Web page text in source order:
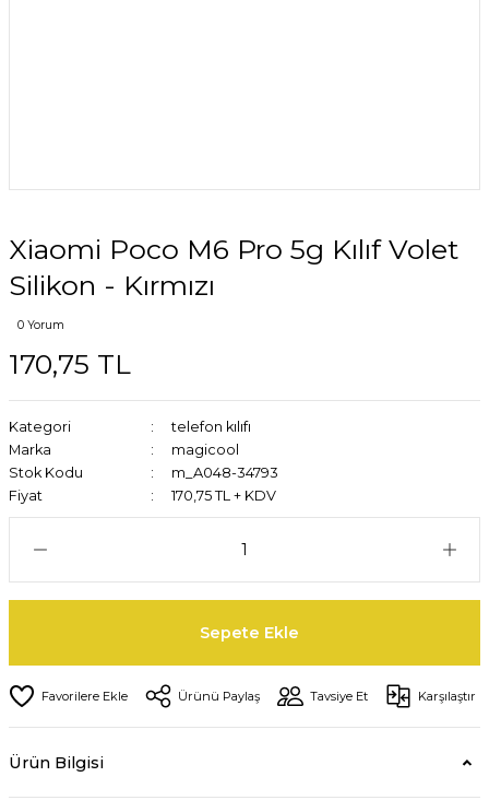
Xiaomi Poco M6 Pro 5g Kılıf Volet
Silikon - Kırmızı
0 Yorum
170,75 TL
Kategori
telefon kılıfı
Marka
magicool
Stok Kodu
m_A048-34793
Fiyat
170,75 TL + KDV
Sepete Ekle
Ürünü Paylaş Tavsiye Et Karşılaştır
Ürün Bilgisi